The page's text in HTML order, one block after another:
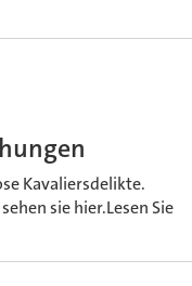
Kavaliersdelikte.
sie hier.Lesen Sie